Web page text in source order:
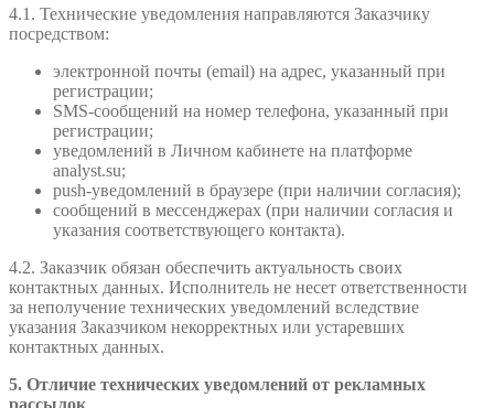
4.1. Технические уведомления направляются Заказчику
посредством:
электронной почты (email) на адрес, указанный при
регистрации;
SMS-сообщений на номер телефона, указанный при
регистрации;
уведомлений в Личном кабинете на платформе
analyst.su;
push-уведомлений в браузере (при наличии согласия);
сообщений в мессенджерах (при наличии согласия и
указания соответствующего контакта).
4.2. Заказчик обязан обеспечить актуальность своих
контактных данных. Исполнитель не несет ответственности
за неполучение технических уведомлений вследствие
указания Заказчиком некорректных или устаревших
контактных данных.
5. Отличие технических уведомлений от рекламных
рассылок